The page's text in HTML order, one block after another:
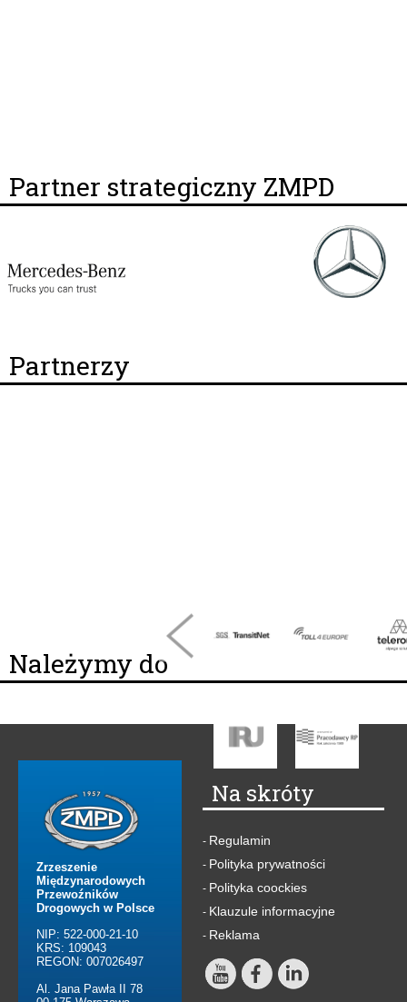
Partner strategiczny ZMPD
Partnerzy
Należymy do
Zrzeszenie
Międzynarodowych
Przewoźników
Drogowych w Polsce
NIP: 522-000-21-10
KRS: 109043
REGON: 007026497
Al. Jana Pawła II 78
Na skróty
- Regulamin
- Polityka prywatności
- Polityka coockies
- Klauzule informacyjne
- Reklama